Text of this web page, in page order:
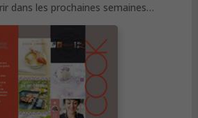
dans les prochaines semaines…